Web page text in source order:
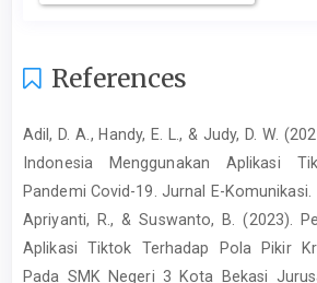
References
Adil, D. A., Handy, E. L., & Judy, D. W.
Indonesia Menggunakan Aplikasi
Pandemi Covid-19. Jurnal E-Komunikasi.
Apriyanti, R., & Suswanto, B. (2023).
Aplikasi Tiktok Terhadap Pola Pikir
Pada SMK Negeri 3 Kota Bekasi